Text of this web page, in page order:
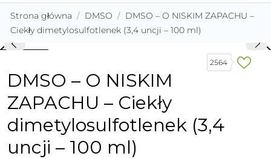
Strona główna DMSO
DMSO – O NISKIM ZAPACHU –
Ciekły dimetylosulfotlenek (3,4 uncji – 100 ml)
2564
DMSO – O NISKIM
ZAPACHU – Ciekły
dimetylosulfotlenek (3,4
uncji – 100 ml)